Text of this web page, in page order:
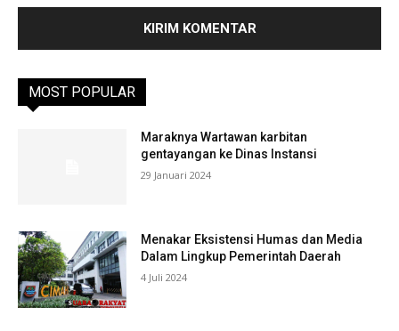
MOST POPULAR
Maraknya Wartawan karbitan
gentayangan ke Dinas Instansi
29 Januari 2024
Menakar Eksistensi Humas dan Media
Dalam Lingkup Pemerintah Daerah
4 Juli 2024